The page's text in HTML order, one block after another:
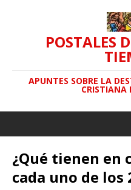
POSTALES
APUNTES SOBRE LA
CRISTIANA
¿Qué tienen en
cada uno de